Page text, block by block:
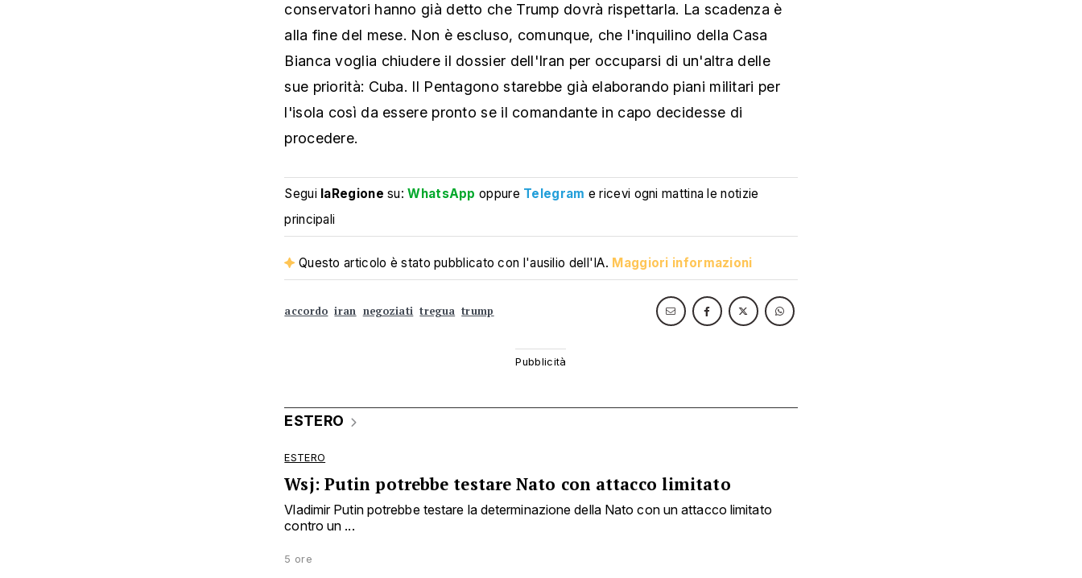
conservatori hanno già detto che Trump dovrà rispettarla. La scadenza è
alla fine del mese. Non è escluso, comunque, che l'inquilino della Casa
Bianca voglia chiudere il dossier dell'Iran per occuparsi di un'altra delle
sue priorità: Cuba. Il Pentagono starebbe già elaborando piani militari per
l'isola così da essere pronto se il comandante in capo decidesse di
procedere.
Segui laRegione su:WhatsApp oppure Telegram e ricevi ogni mattina le notizie
principali
Questo articolo è stato pubblicato con l'ausilio dell'IA. Maggiori informazioni
accordo iran negoziati tregua trump
ESTERO
ESTERO
Wsj: Putin potrebbe testare Nato con attacco limitato
Vladimir Putin potrebbe testare la determinazione della Nato con un attacco limitato
contro un ...
5 ore